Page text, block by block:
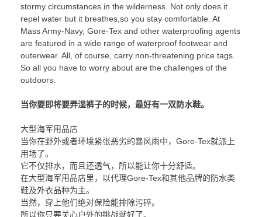
stormy clrcumstances in the wilderness. Not only does it
repel water but it breathes,so you stay comfortable. At
Mass Army-Navy, Gore-Tex and other waterproofing agents
are featured in a wide range of waterproof footwear and
outerwear. All, of course, carry non-threatening price tags.
So all you have to worry about are the challenges of the
outdoors.
当你要即将要弄湿裤子的时候，最好有一双防水鞋。
大型海军用品店
当你在野外或者环境紧张恶劣的暴风雨中，Gore-Tex就派上
用场了。
它不仅排水，而且还透气，所以能让你十分舒适。
在大型海军用品店里，以代理Gore-Tex和其他品牌的防水类
鞋及外衣品种为主。
当然，穿上他们绝对保险能排除污碎。
所以你只要关心户外的挑战就好了。